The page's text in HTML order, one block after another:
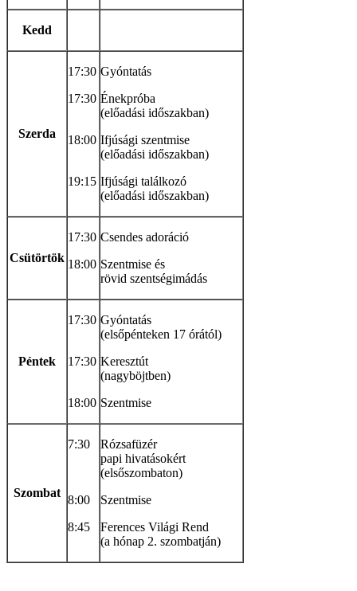
Kedd
Szerda
17:30
17:30
18:00
19:15
Gyóntatás
Énekpróba
(előadási időszakban)
Ifjúsági szentmise
(előadási időszakban)
Ifjúsági találkozó
(előadási időszakban)
Csütörtök
17:30
18:00
Csendes adoráció
Szentmise és
rövid szentségimádás
Péntek
17:30
17:30
18:00
Gyóntatás
(elsőpénteken 17 órától)
Keresztút
(nagyböjtben)
Szentmise
Szombat
7:30
8:00
8:45
Rózsafüzér
papi hivatásokért
(elsőszombaton)
Szentmise
Ferences Világi Rend
(a hónap 2. szombatján)